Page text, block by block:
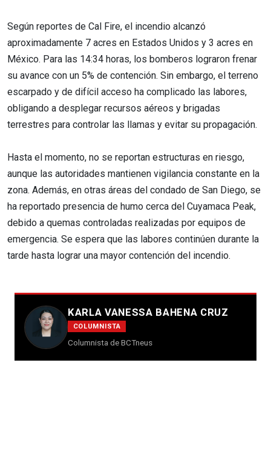
Según reportes de Cal Fire, el incendio alcanzó
aproximadamente 7 acres en Estados Unidos y 3 acres en
México. Para las 14:34 horas, los bomberos lograron frenar
su avance con un 5% de contención. Sin embargo, el terreno
escarpado y de difícil acceso ha complicado las labores,
obligando a desplegar recursos aéreos y brigadas
terrestres para controlar las llamas y evitar su propagación.
Hasta el momento, no se reportan estructuras en riesgo,
aunque las autoridades mantienen vigilancia constante en la
zona. Además, en otras áreas del condado de San Diego, se
ha reportado presencia de humo cerca del Cuyamaca Peak,
debido a quemas controladas realizadas por equipos de
emergencia. Se espera que las labores continúen durante la
tarde hasta lograr una mayor contención del incendio.
KARLA VANESSA BAHENA CRUZ
COLUMNISTA
Columnista de BCTneus